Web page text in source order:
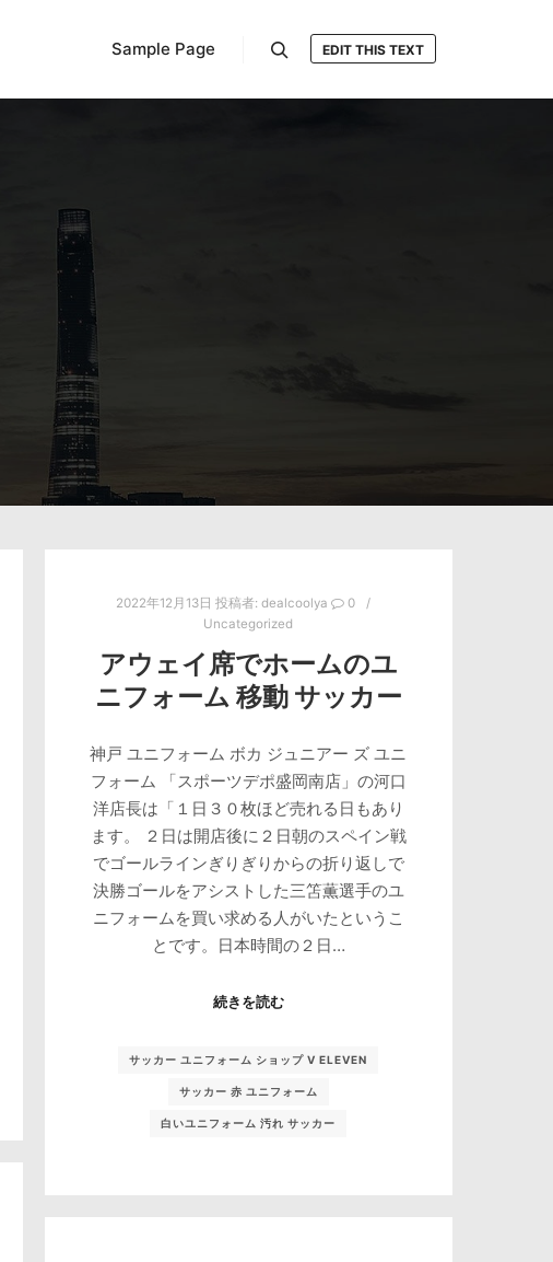
Sample Page EDIT THIS TEXT
2022年12月13日 投稿者: dealcoolya
0
Uncategorized
アウェイ席でホームのユ
ニフォーム 移動 サッカー
神戸 ユニフォーム ボカ ジュニアー ズ ユニ
フォーム 「スポーツデポ盛岡南店」の河口
洋店長は「１日３０枚ほど売れる日もあり
ます。 ２日は開店後に２日朝のスペイン戦
でゴールラインぎりぎりからの折り返しで
決勝ゴールをアシストした三笘薫選手のユ
ニフォームを買い求める人がいたというこ
とです。日本時間の２日…
続きを読む
サッカー ユニフォーム ショップ V ELEVEN
サッカー 赤 ユニフォーム
白いユニフォーム 汚れ サッカー